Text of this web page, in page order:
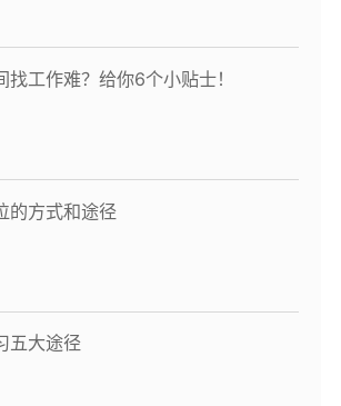
找工作难？给你6个小贴士！
的方式和途径
五大途径